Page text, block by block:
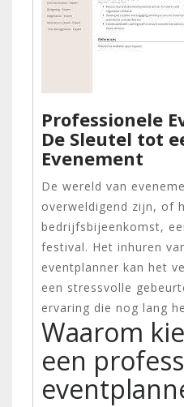
Professionele
De Sleutel tot
Evenement
De wereld van
overweldigend zijn, of
bedrijfsbijeenkomst,
festival. Het inhuren
eventplanner kan het
een stressvolle
ervaring die nog lang
Waarom
een